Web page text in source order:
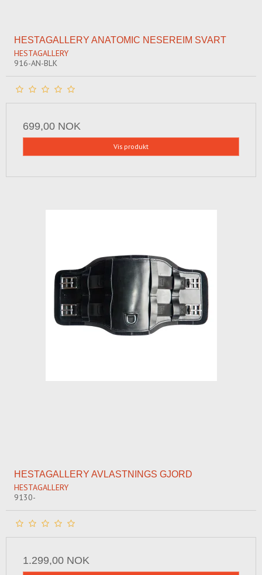
HESTAGALLERY ANATOMIC NESEREIM SVART
HESTAGALLERY
916-AN-BLK
699,00 NOK
Vis produkt
HESTAGALLERY AVLASTNINGS GJORD
HESTAGALLERY
9130-
1.299,00 NOK